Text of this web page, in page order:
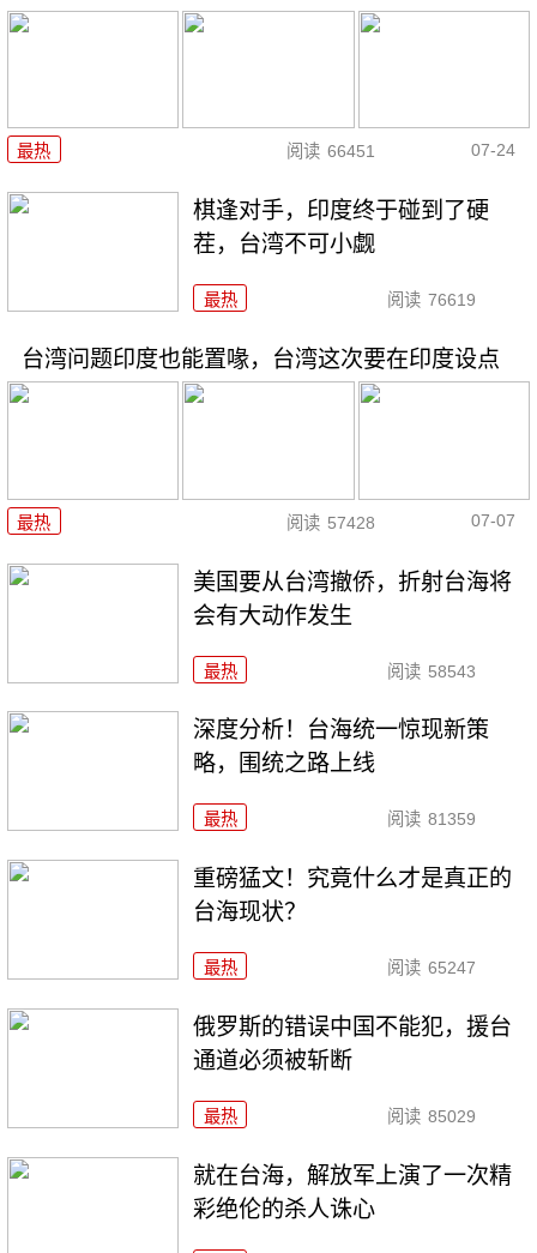
最热 阅读 66451 07-24
棋逢对手，印度终于碰到了硬
茬，台湾不可小觑
最热 阅读 76619
台湾问题印度也能置喙，台湾这次要在印度设点
最热 阅读 57428 07-07
美国要从台湾撤侨，折射台海将
会有大动作发生
最热 阅读 58543
深度分析！台海统一惊现新策
略，围统之路上线
最热 阅读 81359
重磅猛文！究竟什么才是真正的
台海现状？
最热 阅读 65247
俄罗斯的错误中国不能犯，援台
通道必须被斩断
最热 阅读 85029
就在台海，解放军上演了一次精
彩绝伦的杀人诛心